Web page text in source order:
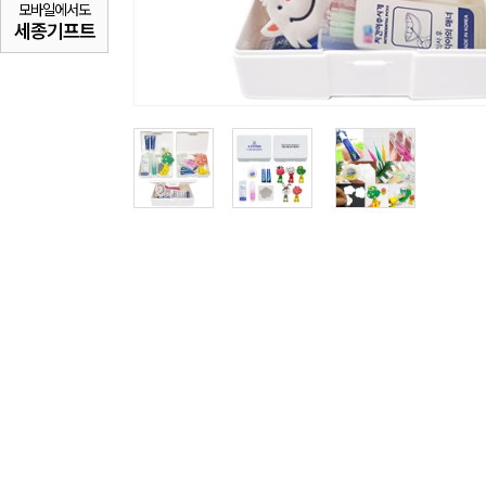
모바일에서도
세종기프트